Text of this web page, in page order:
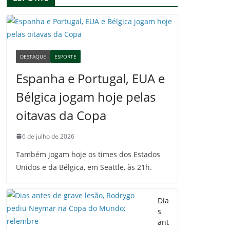
DESTAQUE ESPORTE
Espanha e Portugal, EUA e
Bélgica jogam hoje pelas
oitavas da Copa
6 de julho de 2026
Também jogam hoje os times dos Estados
Unidos e da Bélgica, em Seattle, às 21h.
Dia
s
ant